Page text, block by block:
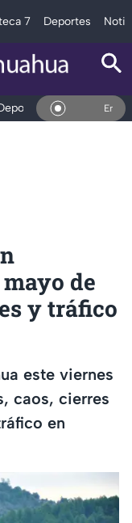
7 Deportes
Espectáculos
En Vivo
de
y tráfico
este viernes
caos, cierres
en